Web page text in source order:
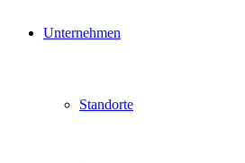
Unternehmen
Standorte